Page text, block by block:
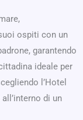
ospiti con un
garantendo
ideale per
l’Hotel
di un